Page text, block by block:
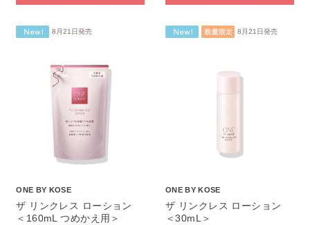
8月21日発売
ONE BY KOSE
ザ リンクレス ローション
＜160mL つめかえ用＞
8月21日発売
ONE BY KOSE
ザ リンクレス ローション
＜30mL＞